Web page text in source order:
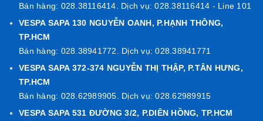
TPHCM. 3 Quốc Hương, P.An Khánh, TPHCM.
130 Nguyễn Oanh, P.Hạnh Thông, TPHCM.
223-233 Cộng Hòa, P.Tân Bình, TPHCM.
372-374 Nguyễn Thị Thập, P.Tân Hưng, TPHCM.
239-245 Điện Biên Phủ, P.Gia Định, TPHCM.
Bán hàng: 028.38116414. Dịch vụ: 028.38116414 - Line 101
VESPA SAPA 130 NGUYỄN OANH, P.HẠNH THÔNG,
TP.HCM
Bán hàng: 028.38941772. Dịch vụ: 028.38941771
VESPA SAPA 372-374 NGUYỄN THỊ THẬP, P.TÂN HƯNG,
TP.HCM
Bán hàng: 028.62989905. Dịch vụ: 028.62989915
VESPA SAPA 531 ĐƯỜNG 3/2, P.DIÊN HỒNG, TP.HCM